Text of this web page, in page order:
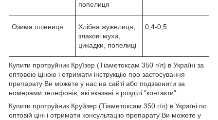
попелиця
Озима пшениця
Хлібна жужелиця,
злакові мухи,
цикадки, попелиці
0,4-0,5
Купити протруйник Круїзер (Тіаметоксам 350 г/л) в Україні за
оптовою ціною і отримати інструкцію про застосування
препарату Ви можете у нас на сайті або подзвонити за
номерами телефонів, які вказані в розділі "контакти".
Купити протруйник Круйзер (Тіаметоксам 350 г/л) в Україні по
оптовій ціні і отримати консультацію препарату Ви можете у